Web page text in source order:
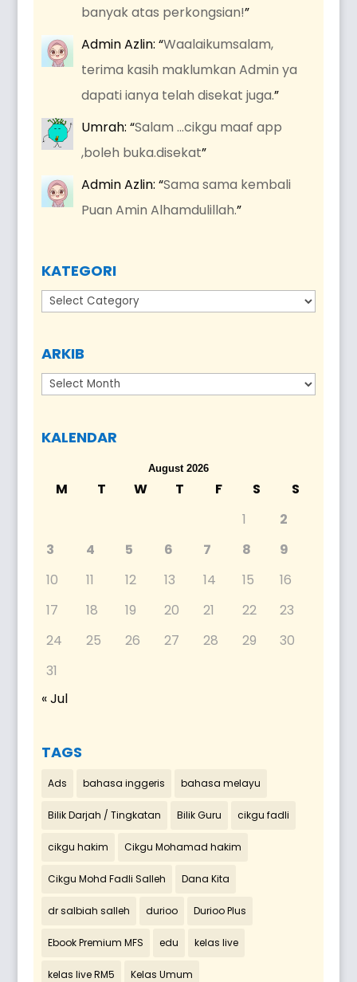
banyak atas perkongsian!”
Admin Azlin: “Waalaikumsalam,
terima kasih maklumkan Admin ya
dapati ianya telah disekat juga.”
Umrah: “Salam …cikgu maaf app
,boleh buka.disekat”
Admin Azlin: “Sama sama kembali
Puan Amin Alhamdulillah.”
KATEGORI
Kategori
ARKIB
Arkib
KALENDAR
August 2026
M T W T F S
S
1
2
3
4 5 6 7 8
9
10
11 12 13 14 15
16
17
18 19 20 21 22
23
24
25 26 27 28 29
30
31
« Jul
TAGS
Ads bahasa inggeris bahasa melayu
Bilik Darjah / Tingkatan Bilik Guru cikgu fadli
cikgu hakim Cikgu Mohamad hakim
Cikgu Mohd Fadli Salleh Dana Kita
dr salbiah salleh durioo Durioo Plus
Ebook Premium MFS edu kelas live
kelas live RM5 Kelas Umum